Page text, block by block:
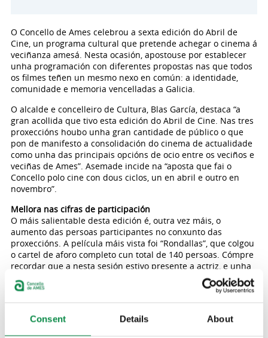
Consent Details About
O Concello de Ames celebrou a sexta edición do Abril de
Cine, un programa cultural que pretende achegar o cinema á
veciñanza amesá. Nesta ocasión, apostouse por establecer
unha programación con diferentes propostas nas que todos
os filmes teñen un mesmo nexo en común: a identidade,
comunidade e memoria vencelladas a Galicia.
O alcalde e concelleiro de Cultura, Blas García, destaca “a
gran acollida que tivo esta edición do Abril de Cine. Nas tres
proxeccións houbo unha gran cantidade de público o que
pon de manifesto a consolidación do cinema de actualidade
como unha das principais opcións de ocio entre os veciños e
veciñas de Ames”. Asemade incide na “aposta que fai o
Concello polo cine con dous ciclos, un en abril e outro en
novembro”.
Mellora nas cifras de participación
O máis salientable desta edición é, outra vez máis, o
aumento das persoas participantes no conxunto das
proxeccións. A película máis vista foi “Rondallas”, que colgou
o cartel de aforo completo cun total de 140 persoas. Cómpre
recordar que a nesta sesión estivo presente a actriz, e unha
das protagonistas deste filme, María Vázquez.
A segunda mellor entrada do ciclo foi a produción “Sirât”:
aclamadas deste último ano, a cal incluso chegou estar